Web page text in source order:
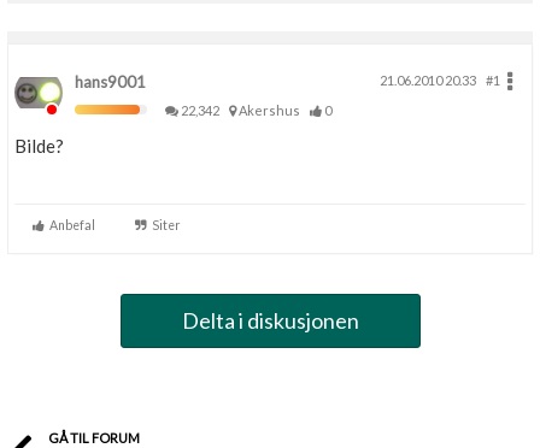
hans9001 21.06.2010 20.33
#1
22,342
Akershus 0
Bilde?
Anbefal Siter
Delta i diskusjonen
GÅ TIL FORUM